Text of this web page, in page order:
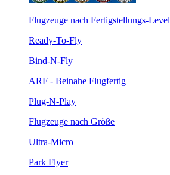
Flugzeuge nach Fertigstellungs-Level
Ready-To-Fly
Bind-N-Fly
ARF - Beinahe Flugfertig
Plug-N-Play
Flugzeuge nach Größe
Ultra-Micro
Park Flyer